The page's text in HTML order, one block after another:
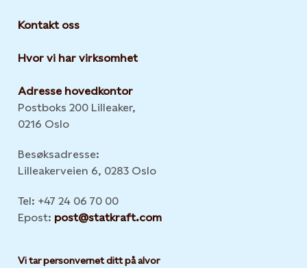
Kontakt oss
Hvor vi har virksomhet
Adresse hovedkontor
Postboks 200 Lilleaker,
0216 Oslo
Besøksadresse:
Lilleakerveien 6, 0283 Oslo
Tel: +47 24 06 70 00
Epost: post@statkraft.com
Vi tar personvernet ditt på alvor